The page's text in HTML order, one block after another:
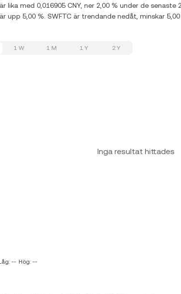
lika med 0,016905 CNY, ner 2,00 % under de
upp 5,00 %. SWFTC är trendande nedåt, minskar
1 W 1 M 1 Y 2 Y
Inga resultat hittades
-- Hög: --